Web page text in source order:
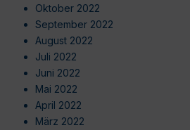
Oktober 2022
September 2022
August 2022
Juli 2022
Juni 2022
Mai 2022
April 2022
März 2022